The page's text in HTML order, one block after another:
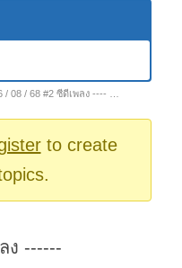
/ 08 / 68 #2 ซีดีเพลง ---- …
to create
ง ------